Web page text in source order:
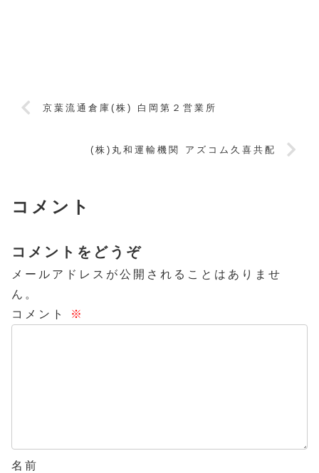
京葉流通倉庫(株) 白岡第２営業所
(株)丸和運輸機関 アズコム久喜共配
コメント
コメントをどうぞ
メールアドレスが公開されることはありませ
ん。
コメント
※
名前